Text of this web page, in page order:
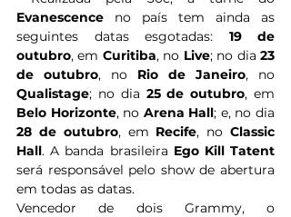
Evanescence no país tem ainda as
seguintes datas esgotadas: 19 de
outubro, em Curitiba, no Live; no dia 23
de outubro, no Rio de Janeiro
Qualistage; no dia 25 de outubro
Belo Horizonte, no Arena Hall
28 de outubro, em Recife, no Classic
Hall. A banda brasileira Ego Kill Tatent
será responsável pelo show de abertura
em todas as datas.
Vencedor de dois Grammy, o